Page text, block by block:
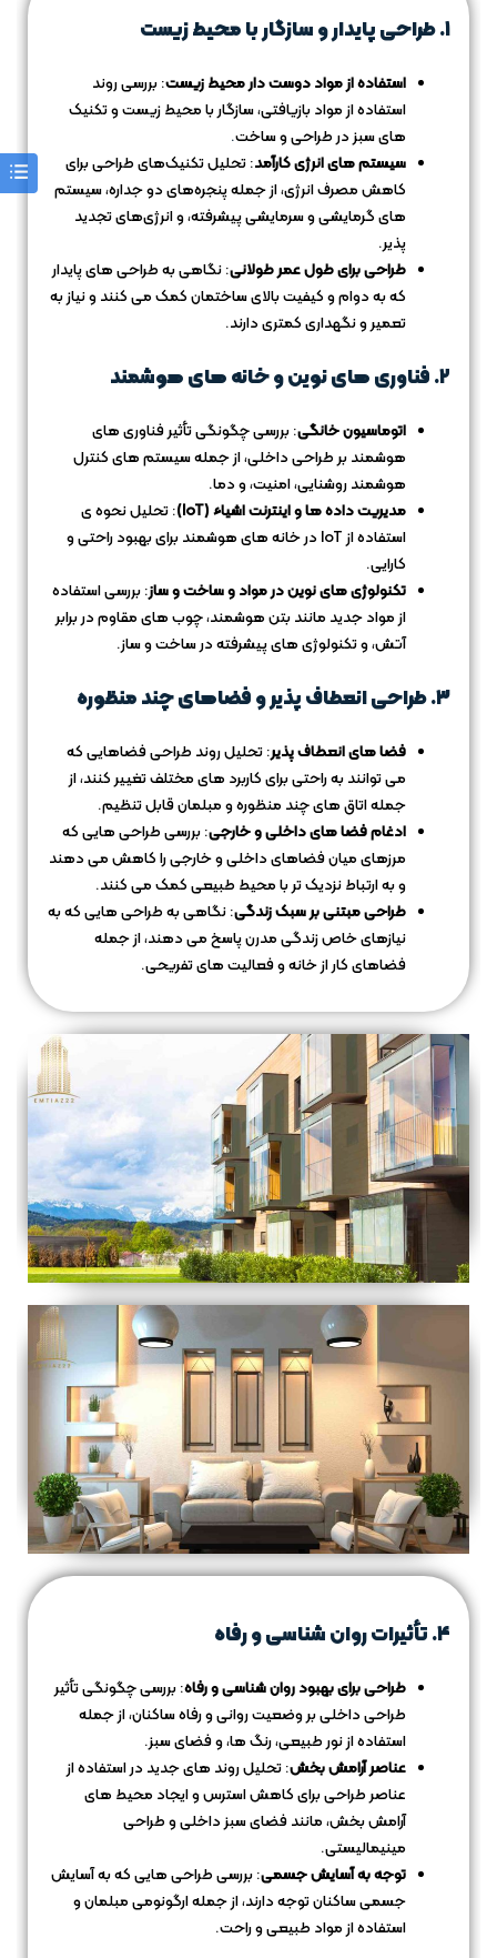
۱. طراحی پایدار و سازگار با محیط زیست
استفاده از مواد دوست دار محیط زیست: بررسی روند
استفاده از مواد بازیافتی، سازگار با محیط زیست و تکنیک‌
های سبز در طراحی و ساخت.
سیستم‌ های انرژی کارآمد: تحلیل تکنیک‌های طراحی برای
کاهش مصرف انرژی، از جمله پنجره‌های دو جداره، سیستم‌
های گرمایشی و سرمایشی پیشرفته، و انرژی‌های تجدید
پذیر.
طراحی برای طول عمر طولانی: نگاهی به طراحی‌ های پایدار
که به دوام و کیفیت بالای ساختمان کمک می‌ کنند و نیاز به
تعمیر و نگهداری کمتری دارند.
۲. فناوری‌ های نوین و خانه‌ های هوشمند
اتوماسیون خانگی: بررسی چگونگی تأثیر فناوری‌ های
هوشمند بر طراحی داخلی، از جمله سیستم‌ های کنترل
هوشمند روشنایی، امنیت، و دما.
مدیریت داده‌ ها و اینترنت اشیاء (IoT)
: تحلیل نحوه‌ ی
استفاده از IoT در خانه‌ های هوشمند برای بهبود راحتی و
کارایی.
تکنولوژی‌ های نوین در مواد و ساخت و ساز: بررسی استفاده
از مواد جدید مانند بتن هوشمند، چوب‌ های مقاوم در برابر
آتش، و تکنولوژی‌ های پیشرفته در ساخت و ساز.
۳. طراحی انعطاف‌ پذیر و فضاهای چند منظوره
فضا های انعطاف‌ پذیر: تحلیل روند طراحی فضاهایی که
می‌ توانند به راحتی برای کاربرد های مختلف تغییر کنند، از
جمله اتاق‌ های چند منظوره و مبلمان قابل تنظیم.
ادغام فضا های داخلی و خارجی: بررسی طراحی‌ هایی که
مرزهای میان فضاهای داخلی و خارجی را کاهش می‌ دهند
و به ارتباط نزدیک‌ تر با محیط طبیعی کمک می‌ کنند.
طراحی مبتنی بر سبک زندگی: نگاهی به طراحی‌ هایی که به
نیازهای خاص زندگی مدرن پاسخ می‌ دهند، از جمله
فضاهای کار از خانه و فعالیت‌ های تفریحی.
۴. تأثیرات روان‌ شناسی و رفاه
طراحی برای بهبود روان‌ شناسی و رفاه: بررسی چگونگی تأثیر
طراحی داخلی بر وضعیت روانی و رفاه ساکنان، از جمله
استفاده از نور طبیعی، رنگ‌ ها، و فضای سبز.
عناصر آرامش‌ بخش: تحلیل روند های جدید در استفاده از
عناصر طراحی برای کاهش استرس و ایجاد محیط‌ های
آرامش‌ بخش، مانند فضای سبز داخلی و طراحی
مینیمالیستی.
توجه به آسایش جسمی: بررسی طراحی‌ هایی که به آسایش
جسمی ساکنان توجه دارند، از جمله ارگونومی مبلمان و
استفاده از مواد طبیعی و راحت.